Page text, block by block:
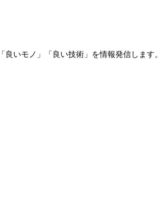
いモノ」「良い技術」を情報発信します。